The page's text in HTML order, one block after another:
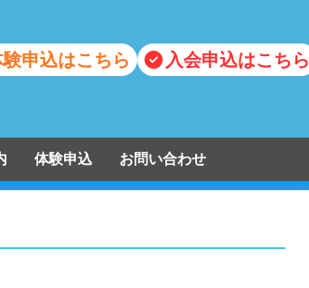
申込はこちら 入会申込はこちら
体験申込 お問い合わせ